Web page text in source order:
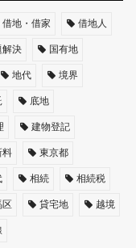
借地・借家 借地人
解決 国有地
地代 境界
底地
建物登記
料 東京都
相続 相続税
区 貸宅地 越境